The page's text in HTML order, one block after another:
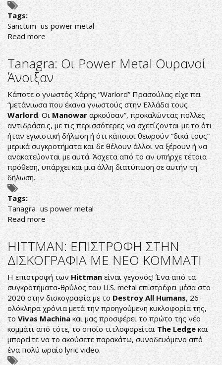
Tags:
Sanctum us power metal
Read more about
Sanctum:
Kαλή
και
Kλασική
Επανακυκλοφορία
Τanagra: Oι Power Metal Oυρανοί
Άνοιξαν
Κάποτε ο γνωστός Χάρης “Warlord” Πρασούλας είχε πει
“μετάνιωσα που έκανα γνωστούς στην Ελλάδα τους
Warlord. OιΜanowar αρκούσαν”, προκαλώντας πολλές
αντιδράσεις, με τις περισσότερες να σχετίζονται με το ότι
ήταν εγωιστική δήλωση ή ότι κάποιοι θεωρούν “δικά τους”
μερικά συγκροτήματα και δε θέλουν άλλοι να ξέρουν ή να
ανακατεύονται με αυτά. Άσχετα από το αν υπήρχε τέτοια
πρόθεση, υπάρχει και μια άλλη διατύπωση σε αυτήν τη
δήλωση.
Tags:
Τanagra us power metal
Read more about
Τanagra:
Oι
Power
Metal
Oυρανοί
Άνοιξαν
ΗΙΤΤΜΑΝ: ΕΠΙΣΤΡΟΦΗ ΣΤΗΝ
ΔΙΣΚΟΓΡΑΦΙΑ ΜΕ ΝΕΟ ΚΟΜΜΑΤΙ
Η επιστροφή τωνHittmanείναι γεγονός! Ένα από τα
συγκροτήματα-θρύλος του U.S. metal επιστρέφει μέσα στο
2020 στην δισκογραφία με το Destroy All Humans, 26
ολόκληρα χρόνια μετά την προηγούμενη κυκλοφορία της,
το Vivas Machina και μας προσφέρει το πρώτο της νέο
κομμάτι από τότε, το οποίο τιτλοφορείταιThe Ledgeκαι
μπορείτε να το ακούσετε παρακάτω, συνοδευόμενο από
ένα πολύ ωραίο lyric video.